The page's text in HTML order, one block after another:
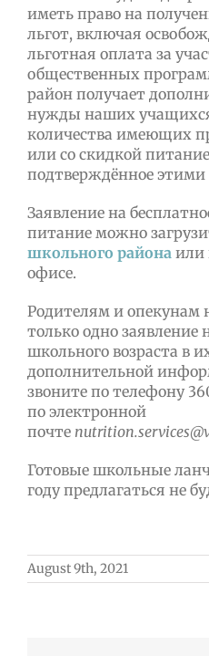
иметь право на
льгот, включая
льготная оплата за
общественных
район получает
нужды наших
количества имеющих
или со скидкой
подтверждённое этими
Заявление на
питание можно
школьного района или
офисе.
Родителям и опекунам
только одно заявление
школьного возраста в
дополнительной
звоните по телефону
по электронной
почте
Готовые школьные
году предлагаться не
August 9th, 2021